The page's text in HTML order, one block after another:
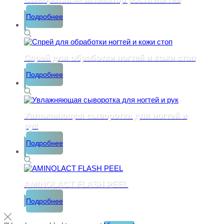
Подробнее
Спрей для обработки ногтей и кожи стоп
Подробнее
Увлажняющая сыворотка для ногтей и
рук
Подробнее
AMINOLACT FLASH PEEL
Подробнее